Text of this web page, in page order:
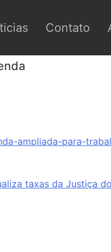
Contato
ampliada-para-
taxas da Justiça